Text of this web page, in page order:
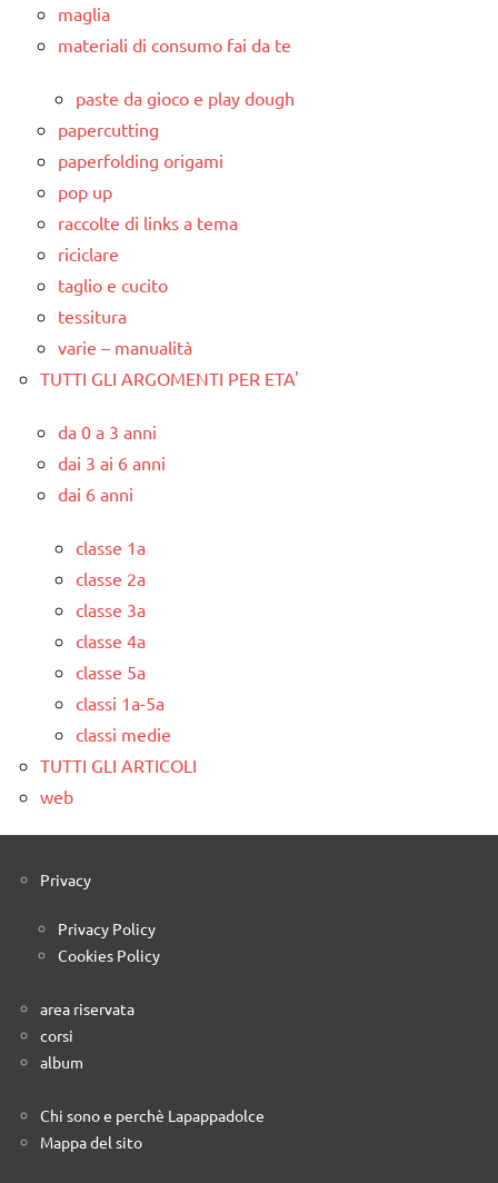
maglia
materiali di consumo fai da te
paste da gioco e play dough
papercutting
paperfolding origami
pop up
raccolte di links a tema
riciclare
taglio e cucito
tessitura
varie – manualità
TUTTI GLI ARGOMENTI PER ETA'
da 0 a 3 anni
dai 3 ai 6 anni
dai 6 anni
classe 1a
classe 2a
classe 3a
classe 4a
classe 5a
classi 1a-5a
classi medie
TUTTI GLI ARTICOLI
web
Privacy
Privacy Policy
Cookies Policy
area riservata
corsi
album
Chi sono e perchè Lapappadolce
Mappa del sito